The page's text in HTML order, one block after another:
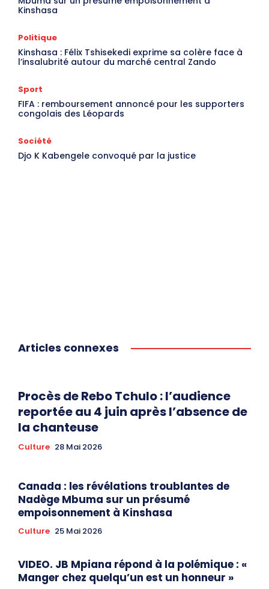
Kinshasa
Politique
Kinshasa : Félix Tshisekedi exprime sa colère face à
l’insalubrité autour du marché central Zando
Sport
FIFA : remboursement annoncé pour les supporters
congolais des Léopards
Société
Djo K Kabengele convoqué par la justice
Articles connexes
Procès de Rebo Tchulo : l’audience
reportée au 4 juin après l’absence de
la chanteuse
Culture 28 Mai 2026
Canada : les révélations troublantes de
Nadège Mbuma sur un présumé
empoisonnement à Kinshasa
Culture 25 Mai 2026
VIDEO. JB Mpiana répond à la polémique : «
Manger chez quelqu’un est un honneur »